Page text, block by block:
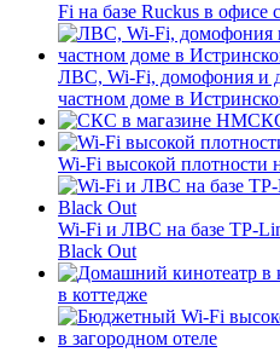
Fi на базе Ruckus в
ЛВС, Wi-Fi, домофония и
частном доме в
Wi-Fi высокой плотности
Wi-Fi и ЛВС на базе TP-
Black Out
в коттедже